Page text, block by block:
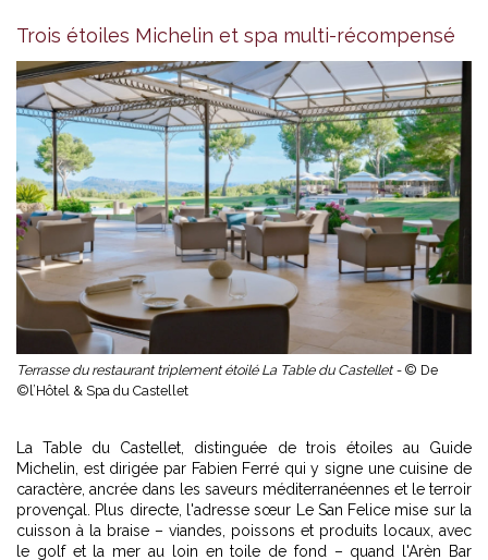
Trois étoiles Michelin et spa multi-récompensé
Terrasse du restaurant triplement étoilé La Table du Castellet - © De
©l’Hôtel & Spa du Castellet
La Table du Castellet, distinguée de trois étoiles au Guide
Michelin, est dirigée par Fabien Ferré qui y signe une cuisine de
caractère, ancrée dans les saveurs méditerranéennes et le terroir
provençal. Plus directe, l'adresse sœur Le San Felice mise sur la
cuisson à la braise – viandes, poissons et produits locaux, avec
le golf et la mer au loin en toile de fond – quand l'Arèn Bar